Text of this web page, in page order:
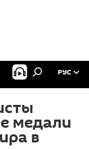
РУС
медали
в